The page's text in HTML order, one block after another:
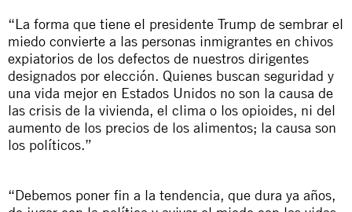
“La forma que tiene el presidente Trump de sembrar el
miedo convierte a las personas inmigrantes en chivos
expiatorios de los defectos de nuestros dirigentes
designados por elección. Quienes buscan seguridad y
una vida mejor en Estados Unidos no son la causa de
las crisis de la vivienda, el clima o los opioides, ni del
aumento de los precios de los alimentos; la causa son
los políticos.”
“Debemos poner fin a la tendencia, que dura ya años,